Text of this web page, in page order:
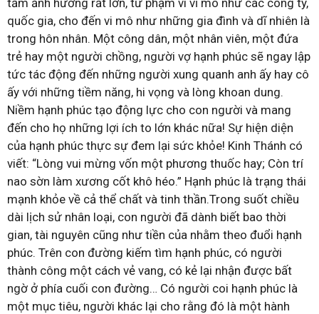
tầm ảnh hưởng rất lớn, từ phạm vi vĩ mô như các công ty,
quốc gia, cho đến vi mô như những gia đình và dĩ nhiên là
trong hôn nhân. Một công dân, một nhân viên, một đứa
trẻ hay một người chồng, người vợ hạnh phúc sẽ ngay lập
tức tác động đến những người xung quanh anh ấy hay cô
ấy với những tiềm năng, hi vọng và lòng khoan dung.
Niềm hạnh phúc tạo động lực cho con người và mang
đến cho họ những lợi ích to lớn khác nữa! Sự hiện diện
của hạnh phúc thực sự đem lại sức khỏe! Kinh Thánh có
viết: “Lòng vui mừng vốn một phương thuốc hay; Còn trí
nao sờn làm xương cốt khô héo.” Hạnh phúc là trạng thái
mạnh khỏe về cả thể chất và tinh thần.Trong suốt chiều
dài lịch sử nhân loại, con người đã dành biết bao thời
gian, tài nguyên cũng như tiền của nhằm theo đuổi hạnh
phúc. Trên con đường kiếm tìm hạnh phúc, có người
thành công một cách vẻ vang, có kẻ lại nhận được bất
ngờ ở phía cuối con đường… Có người coi hạnh phúc là
một mục tiêu, người khác lại cho rằng đó là một hành